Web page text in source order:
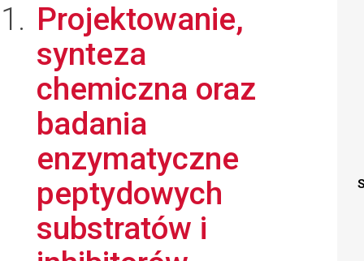
Projektowanie,
synteza
chemiczna oraz
badania
enzymatyczne
peptydowych
substratów i